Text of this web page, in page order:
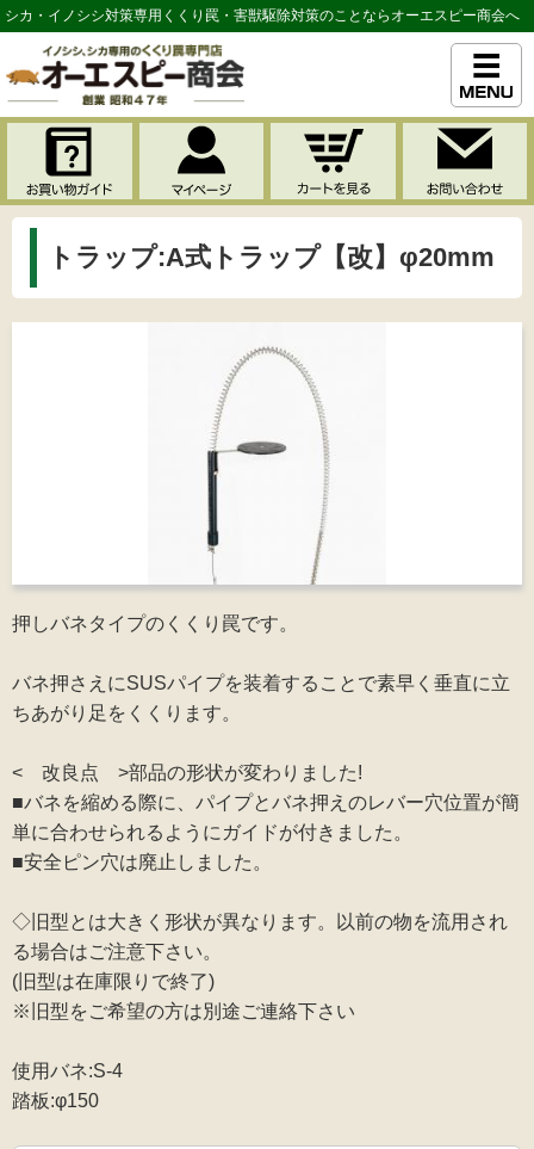
シカ・イノシシ対策専用くくり罠・害獣駆除対策のことならオーエスピー商会へ
トラップ:A式トラップ【改】φ20mm
押しバネタイプのくくり罠です。
バネ押さえにSUSパイプを装着することで素早く垂直に立
ちあがり足をくくります。
< 改良点 >部品の形状が変わりました!
■バネを縮める際に、パイプとバネ押えのレバー穴位置が簡
単に合わせられるようにガイドが付きました。
■安全ピン穴は廃止しました。
◇旧型とは大きく形状が異なります。以前の物を流用され
る場合はご注意下さい。
(旧型は在庫限りで終了)
※旧型をご希望の方は別途ご連絡下さい
使用バネ:S-4
踏板:φ150